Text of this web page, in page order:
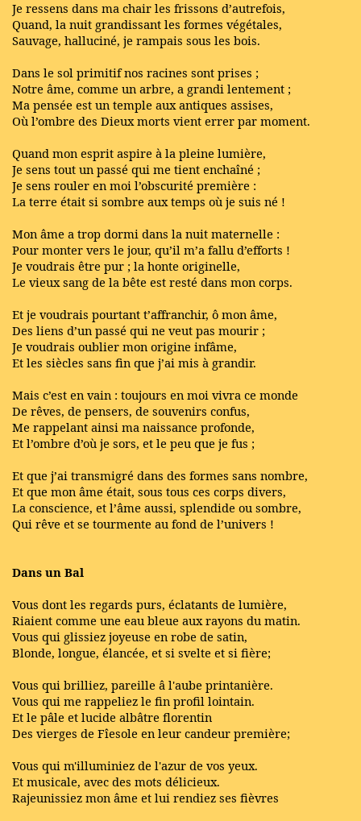
Je ressens dans ma chair les frissons d’autrefois,
Quand, la nuit grandissant les formes végétales,
Sauvage, halluciné, je rampais sous les bois.
Dans le sol primitif nos racines sont prises ;
Notre âme, comme un arbre, a grandi lentement ;
Ma pensée est un temple aux antiques assises,
Où l’ombre des Dieux morts vient errer par moment.
Quand mon esprit aspire à la pleine lumière,
Je sens tout un passé qui me tient enchaîné ;
Je sens rouler en moi l’obscurité première :
La terre était si sombre aux temps où je suis né !
Mon âme a trop dormi dans la nuit maternelle :
Pour monter vers le jour, qu’il m’a fallu d’efforts !
Je voudrais être pur ; la honte originelle,
Le vieux sang de la bête est resté dans mon corps.
Et je voudrais pourtant t’affranchir, ô mon âme,
Des liens d’un passé qui ne veut pas mourir ;
Je voudrais oublier mon origine infâme,
Et les siècles sans fin que j’ai mis à grandir.
Mais c’est en vain : toujours en moi vivra ce monde
De rêves, de pensers, de souvenirs confus,
Me rappelant ainsi ma naissance profonde,
Et l’ombre d’où je sors, et le peu que je fus ;
Et que j’ai transmigré dans des formes sans nombre,
Et que mon âme était, sous tous ces corps divers,
La conscience, et l’âme aussi, splendide ou sombre,
Qui rêve et se tourmente au fond de l’univers !
Dans un Bal
Vous dont les regards purs, éclatants de lumière,
Riaient comme une eau bleue aux rayons du matin.
Vous qui glissiez joyeuse en robe de satin,
Blonde, longue, élancée, et si svelte et si fière;
Vous qui brilliez, pareille â l'aube printanière.
Vous qui me rappeliez le fin profil lointain.
Et le pâle et lucide albâtre florentin
Des vierges de Fîesole en leur candeur première;
Vous qui m'illuminiez de l'azur de vos yeux.
Et musicale, avec des mots délicieux.
Rajeunissiez mon âme et lui rendiez ses fièvres